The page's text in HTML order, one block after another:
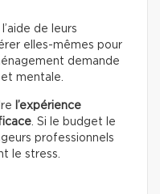
de leurs
elles-mêmes pour
demande
et mentale.
l’expérience
. Si le budget le
professionnels
le stress.